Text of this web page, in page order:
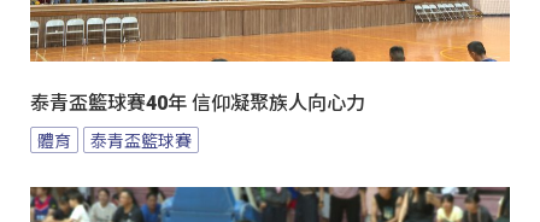
泰青盃籃球賽40年 信仰凝聚族人向心力
體育 泰青盃籃球賽